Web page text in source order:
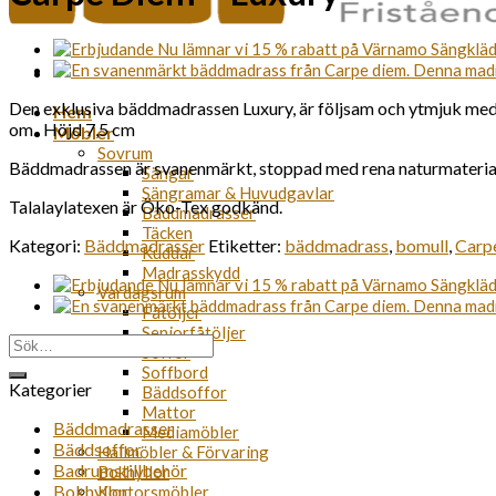
Hem
Möbler
Sovrum
Sängar
Sängramar & Huvudgavlar
Bäddmadrasser
Täcken
Kuddar
Madrasskydd
Vardagsrum
Fåtöljer
Seniorfåtöljer
Soffor
Soffbord
Bäddsoffor
Mattor
Mediamöbler
Hallmöbler & Förvaring
Bokhyllor
Kontorsmöbler
Den exklusiva bäddmadrassen Luxury, är följsam och ytmjuk
om.. Höjd 7,5 cm
Bäddmadrassen är svanenmärkt, stoppad med rena
Talalaylatexen är Öko-Tex godkänd.
Kategori: Bäddmadrasser Etiketter: bäddmadrass, bomull,
Sök
efter:
Kategorier
Bäddmadrasser
Bäddsoffor
Badrumstillbehör
Bokhyllor